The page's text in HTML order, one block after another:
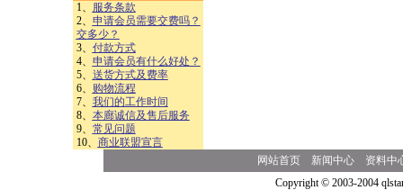
1、
服务条款
2、 申请会员需要交费吗？
交多少？
3、 付款方式
4、 申请会员有什么好处？
5、 送货方式及费率
6、
购物流程
7、 我们的工作时间
8、 本廊诚信及售后服务
9、 常见问题
10、 商业联盟宣言
网站首页 新闻中心
资料中
Copyright © 2003-2004